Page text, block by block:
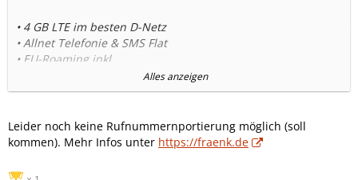
• 4 GB LTE im besten D-Netz
• Allnet Telefonie & SMS Flat
• EU-Roaming inkl.
• Monatlich kündbar
=> 10€/Monat.
1. Hol dir die fraenk App.
Alles anzeigen
Leider noch keine Rufnummernportierung möglich (soll
kommen). Mehr Infos unter https://fraenk.de